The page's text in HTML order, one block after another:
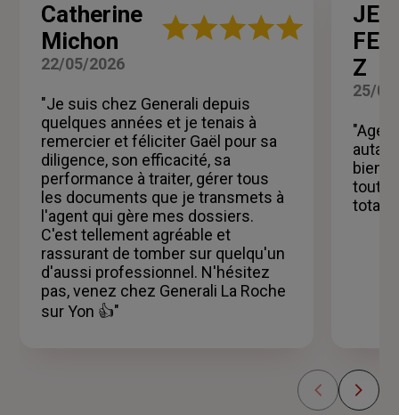
Catherine
Michon
Note
étoiles
22/05/2026
"Je suis chez Generali depuis
quelques années et je tenais à
remercier et féliciter Gaël pour sa
diligence, son efficacité, sa
performance à traiter, gérer tous
les documents que je transmets à
l'agent qui gère mes dossiers.
C'est tellement agréable et
rassurant de tomber sur quelqu'un
d'aussi professionnel. N'hésitez
pas, venez chez Generali La Roche
sur Yon 👍"
Z
25/
tout